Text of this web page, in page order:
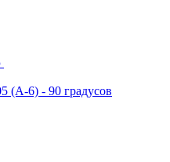
(А-6) - 90 градусов